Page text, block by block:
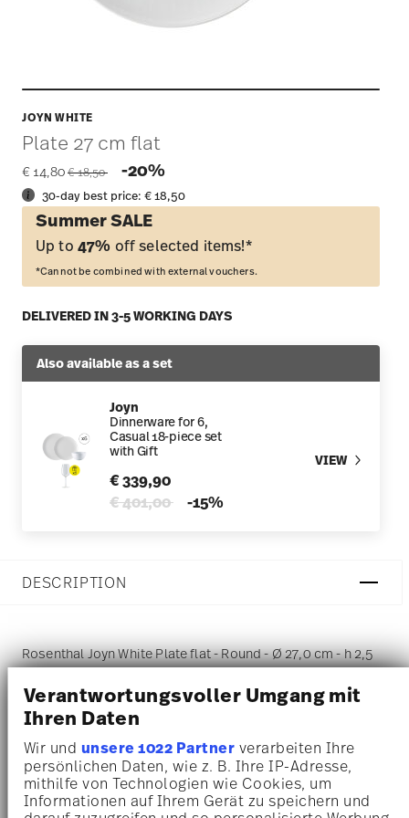
Verantwortungsvoller Umgang mit
Ihren Daten
Wir und unsere 1022 Partnerverarbeiten Ihre
persönlichen Daten, wie z. B. Ihre IP-Adresse,
mithilfe von Technologien wie Cookies, um
Informationen auf Ihrem Gerät zu speichern und
JOYN WHITE
Plate 27 cm flat
€ 14,80 Price reduced from
€ 18,50 -20%
30-day best price:€ 18,50
Summer SALE
Up to 47% off selected items!*
*Cannot be combined with external vouchers.
DELIVERED IN 3-5 WORKING DAYS
Also available as a set
Joyn
Dinnerware for 6,
Casual 18-piece set
with Gift
€ 339,90
Price reduced from
€ 401,00to-15%
VIEW
DESCRIPTION
Rosenthal Joyn White Plate flat - Round - Ø 27,0 cm - h 2,5
Joyn reflects a contemporary thus simple and natural
aesthetic, offering a casual and relaxed take on fine
dining at home. The combination of wooden pieces and
the porcelain gives it a light and natural thus urban and